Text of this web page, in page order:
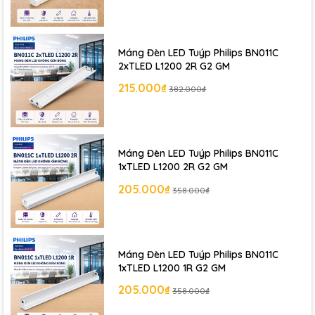
Ánh sáng ổn định
Đèn LED cho ánh sáng đều, không nhấp nháy và thân
thiện với mắt.
Lắp đặt dễ dàng
Thiết kếtuýp liền máng
tiện lợi.
Ứng dụng
Đèn LED T5 Batten Philips BN058C 9.6W thường được sử
dụng cho:
Tủ bếp -Tủ quần áo -Kệ trưng bày-Kệ siêu thị -Hành
lang -Tủ trang trí.
Máng Đèn LED Tuýp Philips BN011C
2xTLED L1200 2R G2 GM
215.000₫ 382.000₫
Máng Đèn LED Tuýp Philips BN011C
1xTLED L1200 2R G2 GM
205.000₫ 358.000₫
Máng Đèn LED Tuýp Philips BN011C
1xTLED L1200 1R G2 GM
205.000₫ 358.000₫